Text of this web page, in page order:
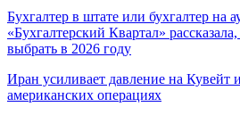
Бухгалтер в штате или бухгалтер на
«Бухгалтерский Квартал»
выбрать в 2026 году
Иран усиливает давление на Кувейт
американских операциях